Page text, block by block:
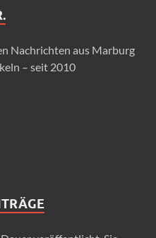
Nachrichten aus Marburg
– seit 2010